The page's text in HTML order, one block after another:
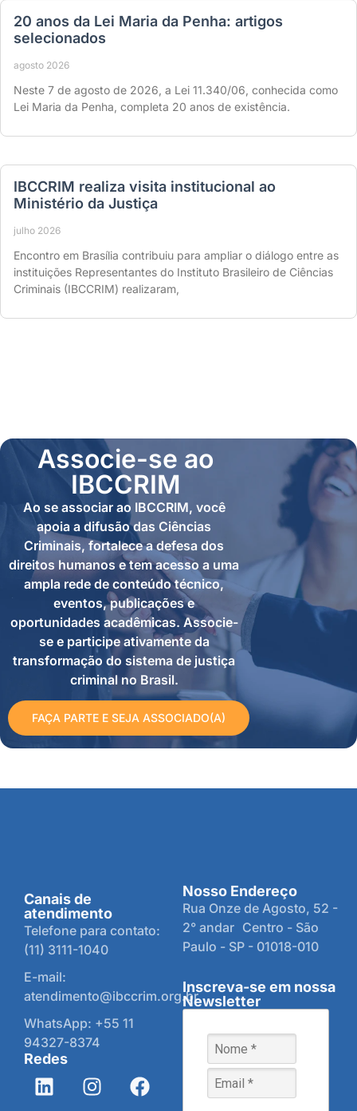
20 anos da Lei Maria da Penha: artigos
selecionados
agosto 2026
Neste 7 de agosto de 2026, a Lei 11.340/06, conhecida como
Lei Maria da Penha, completa 20 anos de existência.
IBCCRIM realiza visita institucional ao
Ministério da Justiça
julho 2026
Encontro em Brasília contribuiu para ampliar o diálogo entre as
instituições Representantes do Instituto Brasileiro de Ciências
Criminais (IBCCRIM) realizaram,
Associe-se ao
IBCCRIM
Ao se associar ao IBCCRIM, você
apoia a difusão das Ciências
Criminais, fortalece a defesa dos
direitos humanos e tem acesso a uma
ampla rede de conteúdo técnico,
eventos, publicações e
oportunidades acadêmicas. Associe-
se e participe ativamente da
transformação do sistema de justiça
criminal no Brasil.
FAÇA PARTE E SEJA ASSOCIADO(A)
Canais de
atendimento
Telefone para contato:
(11) 3111-1040
E-mail:
atendimento@ibccrim.org.br
WhatsApp: +55 11
94327-8374
Redes
Nosso Endereço
Rua Onze de Agosto, 52 -
2° andar Centro - São
Paulo - SP - 01018-010
Inscreva-se em nossa
Newsletter